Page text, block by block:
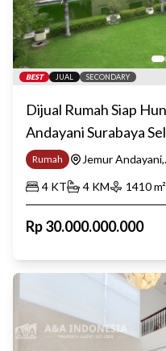
BEST JUAL SECONDARY
Dijual Rumah Siap
Andayani Surabaya
Rumah
Jemur
4 KT 4 KM 1410m²
Rp30.000.000.000